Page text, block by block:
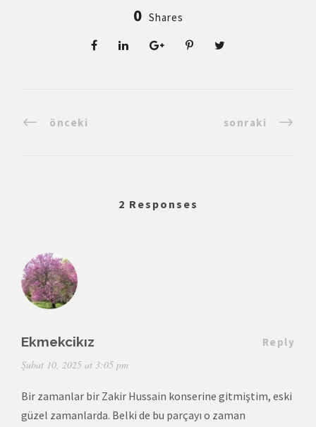
0 Shares
önceki sonraki
2 Responses
Ekmekcikız
Şubat 10, 2025 at 3:05 pm
Reply
Bir zamanlar bir Zakir Hussain konserine gitmiştim, eski
güzel zamanlarda. Belki de bu parçayı o zaman